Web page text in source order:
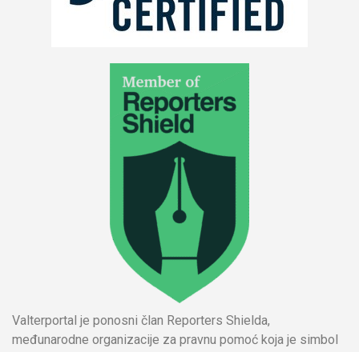
Valterportal je ponosni član Reporters Shielda,
međunarodne organizacije za pravnu pomoć koja je simbol